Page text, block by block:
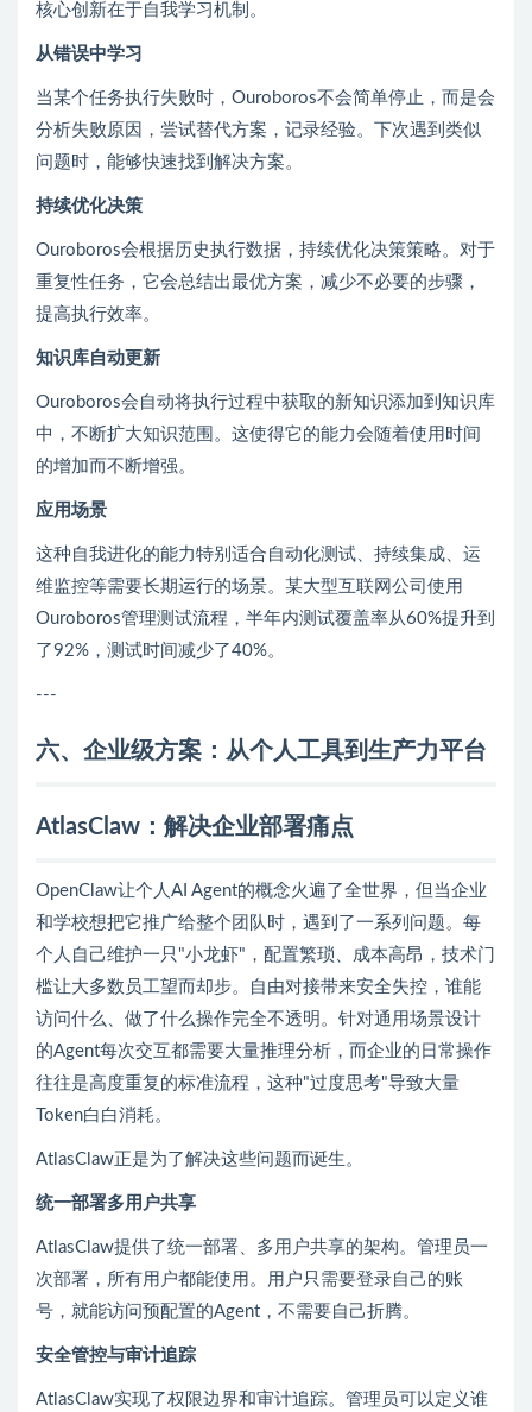
核心创新在于自我学习机制。
从错误中学习
当某个任务执行失败时，Ouroboros不会简单停止，而是会
分析失败原因，尝试替代方案，记录经验。下次遇到类似
问题时，能够快速找到解决方案。
持续优化决策
Ouroboros会根据历史执行数据，持续优化决策策略。对于
重复性任务，它会总结出最优方案，减少不必要的步骤，
提高执行效率。
知识库自动更新
Ouroboros会自动将执行过程中获取的新知识添加到知识库
中，不断扩大知识范围。这使得它的能力会随着使用时间
的增加而不断增强。
应用场景
这种自我进化的能力特别适合自动化测试、持续集成、运
维监控等需要长期运行的场景。某大型互联网公司使用
Ouroboros管理测试流程，半年内测试覆盖率从60%提升到
了92%，测试时间减少了40%。
---
六、企业级方案：从个人工具到生产力平台
AtlasClaw：解决企业部署痛点
OpenClaw让个人AI Agent的概念火遍了全世界，但当企业
和学校想把它推广给整个团队时，遇到了一系列问题。每
个人自己维护一只"小龙虾"，配置繁琐、成本高昂，技术门
槛让大多数员工望而却步。自由对接带来安全失控，谁能
访问什么、做了什么操作完全不透明。针对通用场景设计
的Agent每次交互都需要大量推理分析，而企业的日常操作
往往是高度重复的标准流程，这种"过度思考"导致大量
Token白白消耗。
AtlasClaw正是为了解决这些问题而诞生。
统一部署多用户共享
AtlasClaw提供了统一部署、多用户共享的架构。管理员一
次部署，所有用户都能使用。用户只需要登录自己的账
号，就能访问预配置的Agent，不需要自己折腾。
安全管控与审计追踪
AtlasClaw实现了权限边界和审计追踪。管理员可以定义谁